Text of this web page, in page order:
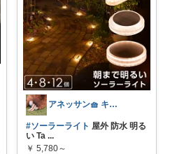
アネッサン🧺 キッチンと暮らしの実用品
#ソーラーライト 屋外 防水 明る
い Ta ...
￥ 5,780～